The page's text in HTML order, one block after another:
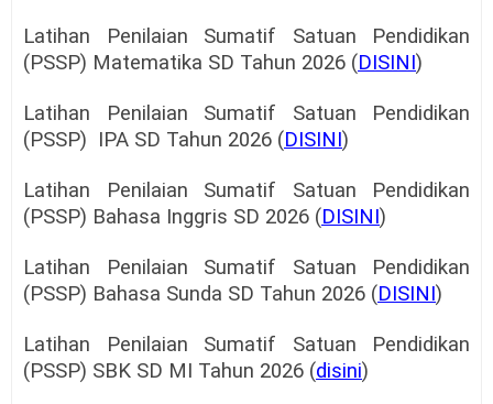
Latihan Penilaian Sumatif Satuan Pendidikan
(PSSP) Matematika SD Tahun 2026 (DISINI)
Latihan Penilaian Sumatif Satuan Pendidikan
(PSSP) IPA SD Tahun 2026 (DISINI)
Latihan Penilaian Sumatif Satuan Pendidikan
(PSSP) Bahasa Inggris SD 2026 (DISINI)
Latihan Penilaian Sumatif Satuan Pendidikan
(PSSP) Bahasa Sunda SD Tahun 2026 (DISINI)
Latihan Penilaian Sumatif Satuan Pendidikan
(PSSP) SBK SD MI Tahun 2026 (disini)